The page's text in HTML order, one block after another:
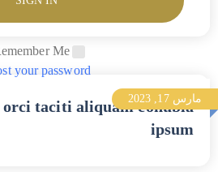
Me
your password?
مارس 17, 2023
taciti aliquam conubia
ipsum